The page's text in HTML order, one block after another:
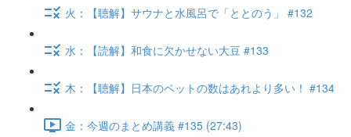
火：【聴解】サウナと水風呂で「ととのう」 #132
水：【読解】和食に欠かせない大豆 #133
木：【聴解】日本のペットの数はあれより多い！ #134
金：今週のまとめ講義 #135 (27:43)